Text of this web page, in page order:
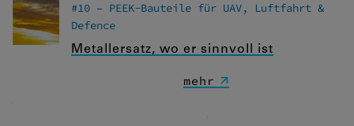
#10 – PEEK-Bauteile für UAV, Luftfahrt &
Defence
Metallersatz, wo er sinnvoll ist
mehr